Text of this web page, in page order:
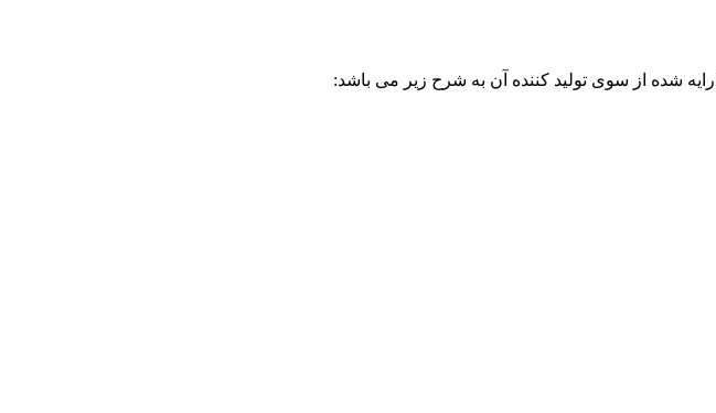
ارایه شده از سوی تولید کننده آن به شرح زیر می باشد: